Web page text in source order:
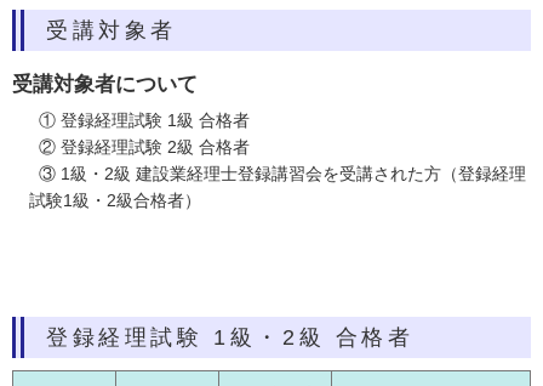
受講対象者
受講対象者について
① 登録経理試験 1級 合格者
② 登録経理試験 2級 合格者
③ 1級・2級 建設業経理士登録講習会を受講された方（登録経理
試験1級・2級合格者）
登録経理試験 1級・2級 合格者